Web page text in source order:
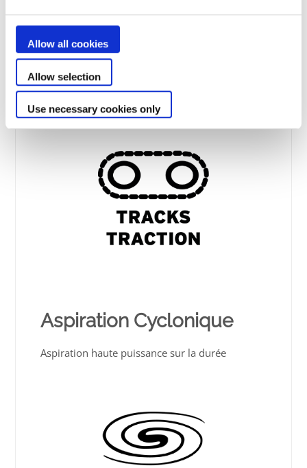
Allow all cookies
Allow selection
Use necessary cookies only
Matériaux À Toute
Épreuve
robustes pour une utilisation intensive
Aspiration Cyclonique
Aspiration haute puissance sur la durée